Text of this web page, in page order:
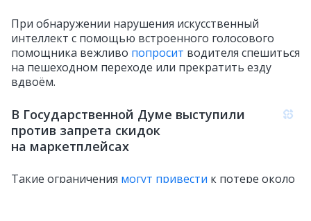
При обнаружении нарушения искусственный
интеллект с помощью встроенного голосового
помощника вежливо попросит водителя спешиться
на пешеходном переходе или прекратить езду
вдвоём.
В Государственной Думе выступили
против запрета скидок
на маркетплейсах
Такие ограничения могут привести к потере около